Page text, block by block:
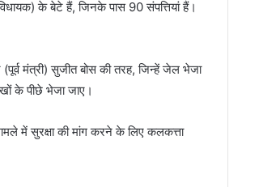
के बेटे हैं, जिनके पास 90 संपत्तियां हैं।
मंत्री) सुजीत बोस की तरह, जिन्हें जेल भेजा
के पीछे भेजा जाए।
में सुरक्षा की मांग करने के लिए कलकत्ता